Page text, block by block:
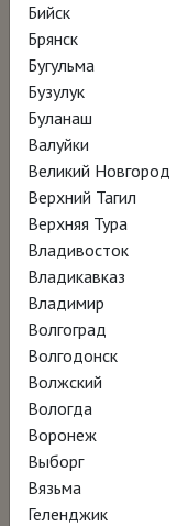
Когда в 1947
Франциско
полотна
помощи
Ротко,
вместе с
Барнеттом
перед
всадников арт-
именно он
Бийск
Брянск
Бугульма
Бузулук
Буланаш
Валуйки
Великий Новгород
Верхний Тагил
Верхняя Тура
Владивосток
Владикавказ
Владимир
Волгоград
Волгодонск
Волжский
Вологда
Воронеж
Выборг
Вязьма
Геленджик